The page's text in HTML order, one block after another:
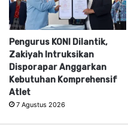
Pengurus KONI Dilantik,
Zakiyah Intruksikan
Disporapar Anggarkan
Kebutuhan Komprehensif
Atlet
7 Agustus 2026